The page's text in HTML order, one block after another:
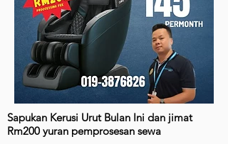
Sapukan Kerusi Urut Bulan Ini dan jimat
Rm200 yuran pemprosesan sewa